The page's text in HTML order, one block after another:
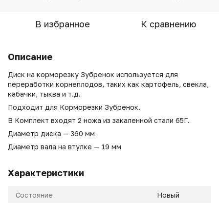
В избранное К сравнению
Описание
Диск на корморезку Зубренок используется для
переработки корнеплодов, таких как картофель, свекла,
кабачки, тыква и т.д.
Подходит для Корморезки Зубренок.
В Комплект входят 2 ножа из закаленной стали 65Г.
Диаметр диска — 360 мм
Диаметр вала на втулке — 19 мм
Характеристики
Состояние Новый